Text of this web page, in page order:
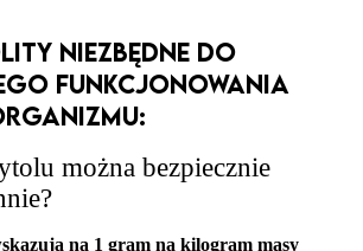
niezbędne do
funkcjonowania
można bezpiecznie
na 1 gram na kilogram masy